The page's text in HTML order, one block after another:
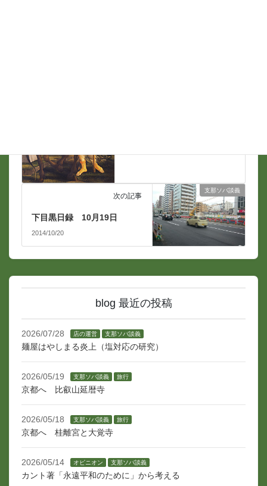
支那ソバ談義
次の記事
下目黒日録 10月19日
2014/10/20
blog 最近の投稿
2026/07/28 店の運営 支那ソバ談義
麺屋はやしまる炎上（塩対応の研究）
2026/05/19 支那ソバ談義 旅行
京都へ 比叡山延暦寺
2026/05/18 支那ソバ談義 旅行
京都へ 桂離宮と大覚寺
2026/05/14 オピニオン 支那ソバ談義
カント著「永遠平和のために」から考える